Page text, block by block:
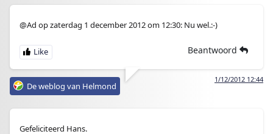
@Ad op zaterdag 1 december 2012 om 12:30: Nu wel.:-)
Beantwoord
1/12/2012 12:44
De weblog van Helmond
Gefeliciteerd Hans.